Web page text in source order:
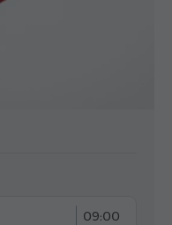
09:00